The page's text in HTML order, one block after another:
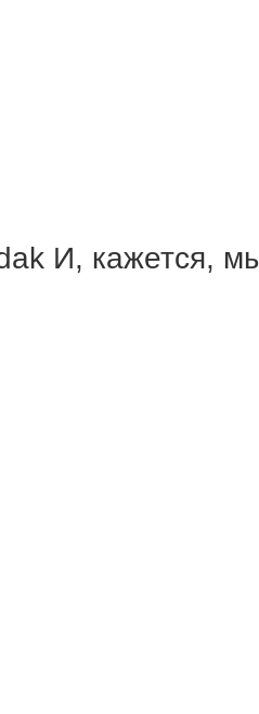
И, кажется,